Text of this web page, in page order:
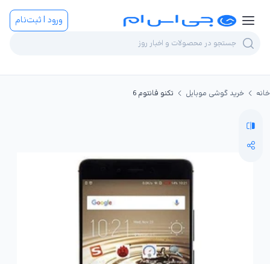
ورود | ثبت‌نام
خانه خرید گوشی موبایل تکنو فانتوم 6